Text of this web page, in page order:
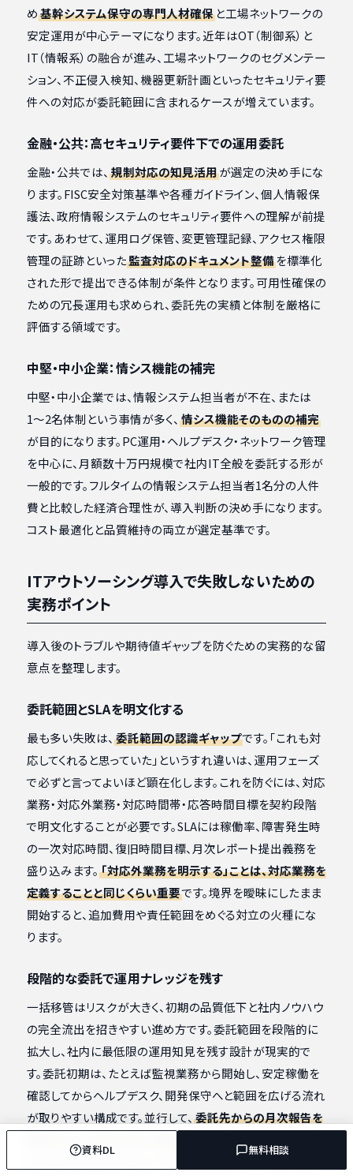
資料DL 無料相談
め基幹システム保守の専門人材確保と工場ネットワークの
安定運用が中心テーマになります。近年はOT（制御系）と
IT（情報系）の融合が進み、工場ネットワークのセグメンテー
ション、不正侵入検知、機器更新計画といったセキュリティ要
件への対応が委託範囲に含まれるケースが増えています。
金融・公共：高セキュリティ要件下での運用委託
金融・公共では、 規制対応の知見活用が選定の決め手にな
ります。FISC安全対策基準や各種ガイドライン、個人情報保
護法、政府情報システムのセキュリティ要件への理解が前提
です。あわせて、運用ログ保管、変更管理記録、アクセス権限
管理の証跡といった監査対応のドキュメント整備を標準化
された形で提出できる体制が条件となります。可用性確保の
ための冗長運用も求められ、委託先の実績と体制を厳格に
評価する領域です。
中堅・中小企業：情シス機能の補完
中堅・中小企業では、情報システム担当者が不在、または
1〜2名体制という事情が多く、 情シス機能そのものの補完
が目的になります。PC運用・ヘルプデスク・ネットワーク管理
を中心に、月額数十万円規模で社内IT全般を委託する形が
一般的です。フルタイムの情報システム担当者1名分の人件
費と比較した経済合理性が、導入判断の決め手になります。
コスト最適化と品質維持の両立が選定基準です。
ITアウトソーシング導入で失敗しないための
実務ポイント
導入後のトラブルや期待値ギャップを防ぐための実務的な留
意点を整理します。
委託範囲とSLAを明文化する
最も多い失敗は、 委託範囲の認識ギャップです。「これも対
応してくれると思っていた」というすれ違いは、運用フェーズ
で必ずと言ってよいほど顕在化します。これを防ぐには、対応
業務・対応外業務・対応時間帯・応答時間目標を契約段階
で明文化することが必要です。SLAには稼働率、障害発生時
の一次対応時間、復旧時間目標、月次レポート提出義務を
盛り込みます。 「対応外業務を明示する」ことは、対応業務を
定義することと同じくらい重要です。境界を曖昧にしたまま
開始すると、追加費用や責任範囲をめぐる対立の火種にな
ります。
段階的な委託で運用ナレッジを残す
一括移管はリスクが大きく、初期の品質低下と社内ノウハウ
の完全流出を招きやすい進め方です。委託範囲を段階的に
拡大し、社内に最低限の運用知見を残す設計が現実的で
す。委託初期は、たとえば監視業務から開始し、安定稼働を
確認してからヘルプデスク、開発保守へと範囲を広げる流れ
が取りやすい構成です。並行して、 委託先からの月次報告を
化を抑えられます。社内に「読み解ける人」が一人もいない